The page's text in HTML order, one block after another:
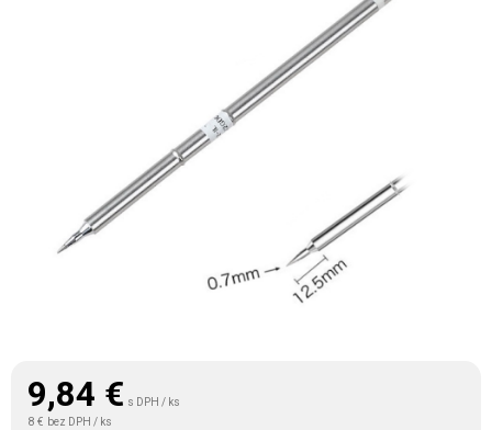
9,84 € s DPH / ks
8 € bez DPH / ks